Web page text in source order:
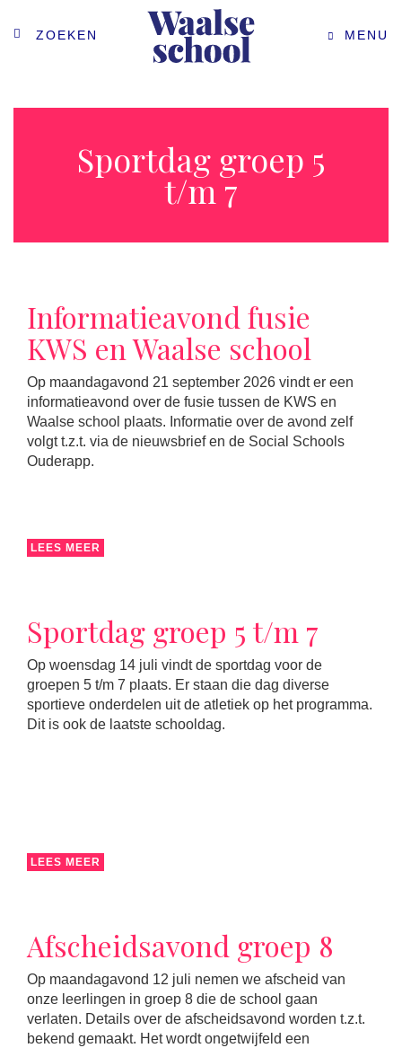
ZOEKEN MENU
Sportdag groep 5
t/m 7
Informatieavond fusie
KWS en Waalse school
Op maandagavond 21 september 2026 vindt er een
informatieavond over de fusie tussen de KWS en
Waalse school plaats. Informatie over de avond zelf
volgt t.z.t. via de nieuwsbrief en de Social Schools
Ouderapp.
LEES MEER
Sportdag groep 5 t/m 7
Op woensdag 14 juli vindt de sportdag voor de
groepen 5 t/m 7 plaats. Er staan die dag diverse
sportieve onderdelen uit de atletiek op het programma.
Dit is ook de laatste schooldag.
LEES MEER
Afscheidsavond groep 8
Op maandagavond 12 juli nemen we afscheid van
onze leerlingen in groep 8 die de school gaan
verlaten. Details over de afscheidsavond worden t.z.t.
bekend gemaakt. Het wordt ongetwijfeld een